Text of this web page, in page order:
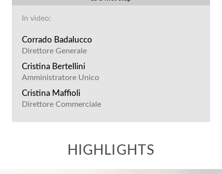
In video:
Corrado Badalucco
Direttore Generale
Cristina Bertellini
Amministratore Unico
Cristina Maffioli
Direttore Commerciale